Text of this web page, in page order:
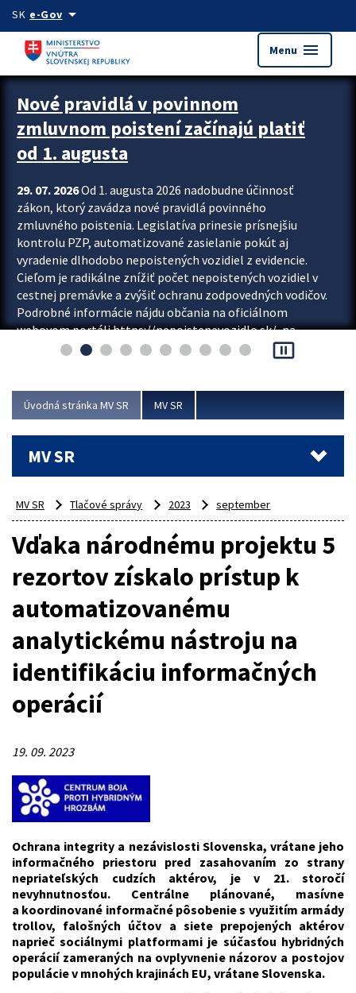
Preskocit na hlavný obsah
SK e-Govarrow_drop_down
Menu menu
Zastavit automatický posun upútavok
Nové pravidlá v povinnom
zmluvnom poistení začínajú platiť
od 1. augusta
29. 07. 2026Od 1. augusta 2026 nadobudne účinnosť
zákon, ktorý zavádza nové pravidlá povinného
zmluvného poistenia. Legislatíva prinesie prísnejšiu
kontrolu PZP, automatizované zasielanie pokút aj
vyradenie dlhodobo nepoistených vozidiel z evidencie.
Cieľom je radikálne znížiť počet nepoistených vozidiel v
cestnej premávke a zvýšiť ochranu zodpovedných vodičov.
Podrobné informácie nájdu občania na oficiálnom
webovom portáli https://nepoistenevozidlo.sk/, na
ktorom od augusta pribudne aj možnosť overiť si...
pause_presentation
Úvodná stránka MV SR MV SR
MV SR
MV SR Tlačové správy 2023 september
Vďaka národnému projektu 5
rezortov získalo prístup k
automatizovanému
analytickému nástroju na
identifikáciu informačných
operácií
19. 09. 2023
Ochrana integrity a nezávislosti Slovenska, vrátane jeho
informačného priestoru pred zasahovaním zo strany
nepriateľských cudzích aktérov, je v 21. storočí
nevyhnutnosťou. Centrálne plánované, masívne
a koordinované informačné pôsobenie s využitím armády
trollov, falošných účtov a siete prepojených aktérov
naprieč sociálnymi platformami je súčasťou hybridných
operácií zameraných na ovplyvnenie názorov a postojov
populácie v mnohých krajinách EU, vrátane Slovenska.